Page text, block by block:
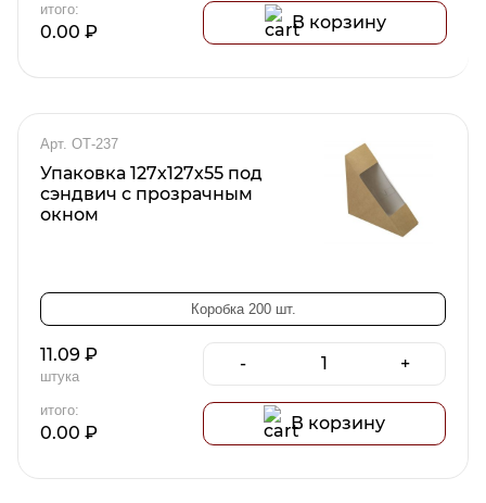
итого:
0.00 ₽ В корзину
Арт. ОТ-237
Упаковка 127х127х55 под
сэндвич с прозрачным
окном
Коробка 200 шт.
11.09 ₽
штука
- +
итого:
0.00 ₽ В корзину